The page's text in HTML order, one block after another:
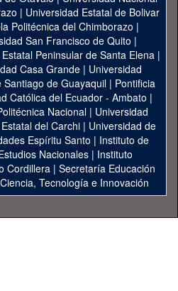
| Universidad Estatal de Bolivar
Politécnica del Chimborazo |
San Francisco de Quito |
Peninsular de Santa Elena|
Casa Grande | Universidad
Santiago de Guayaquil| Pontificia
Católica del Ecuador - Ambato |
Nacional| Universidad
del Carchi| Universidad de
Espíritu Santo | Instituto de
Nacionales | Instituto
Cordillera | Secretaría Educación
Tecnología e Innovación